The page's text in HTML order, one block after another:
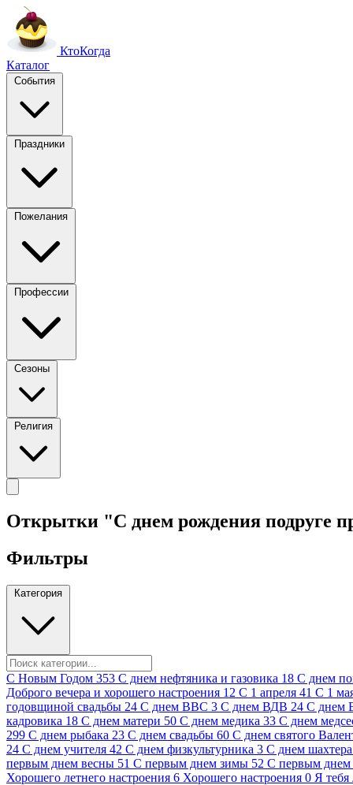
КтоКогда
Каталог
События
Праздники
Пожелания
Профессии
Сезоны
Религия
Открытки "С днем рождения подруге
Фильтры
Категория
C Новым Годом 353 C днем нефтяника и газовика 18 C днем
Доброго вечера и хорошего настроения 12 С 1 апреля 41 С 1
годовщиной свадьбы 24 С днем ВВС 3 С днем ВДВ 24 С днем
кадровика 18 С днем матери 50 С днем медика 33 С днем
299 С днем рыбака 23 С днем свадьбы 60 С днем святого
24 С днем учителя 42 С днем физкультурника 3 С днем шахтера
первым днем весны 51 С первым днем зимы 52 С первым днем
Хорошего летнего настроения 6 Хорошего настроения 0 Я